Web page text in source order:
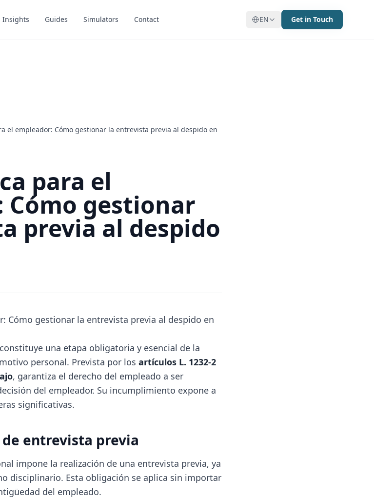
Insights Guides Simulators Contact EN Get in Touch
Insights Guides Simulators Contact EN Get in Touch
el empleador: Cómo gestionar la entrevista previa al despido en
para el
Cómo gestionar
previa al despido
Cómo gestionar la entrevista previa al despido en
una etapa obligatoria y esencial de la
personal. Prevista por los artículos L. 1232-2
, garantiza el derecho del empleado a ser
del empleador. Su incumplimiento expone a
significativas.
entrevista previa
impone la realización de una entrevista previa, ya
disciplinario. Esta obligación se aplica sin importar
del empleado.